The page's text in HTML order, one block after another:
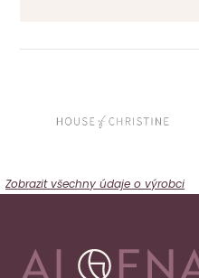
Zobrazit všechny údaje o výrobci